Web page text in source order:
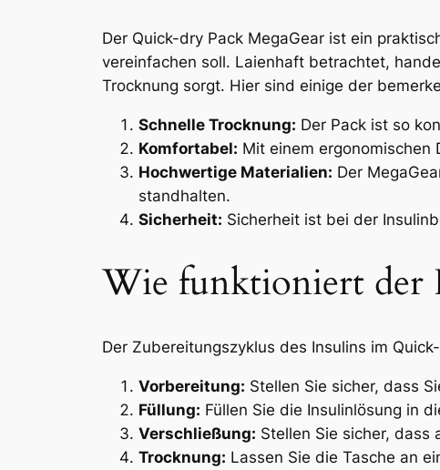
Der Quick-dry Pack MegaGear ist ein
vereinfachen soll. Laienhaft betrachtet,
Trocknung sorgt. Hier sind einige der
Schnelle Trocknung: Der Pack ist so
Komfortabel: Mit einem ergonomischen
Hochwertige Materialien: Der
standhalten.
Sicherheit: Sicherheit ist bei der
Wie funktioniert der
Der Zubereitungszyklus des Insulins im
Vorbereitung: Stellen Sie sicher, dass
Füllung: Füllen Sie die Insulinlösung in
Verschließung: Stellen Sie sicher, dass
Trocknung: Lassen Sie die Tasche an